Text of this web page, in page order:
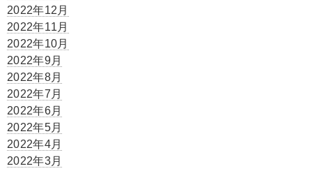
2022年12月
2022年11月
2022年10月
2022年9月
2022年8月
2022年7月
2022年6月
2022年5月
2022年4月
2022年3月